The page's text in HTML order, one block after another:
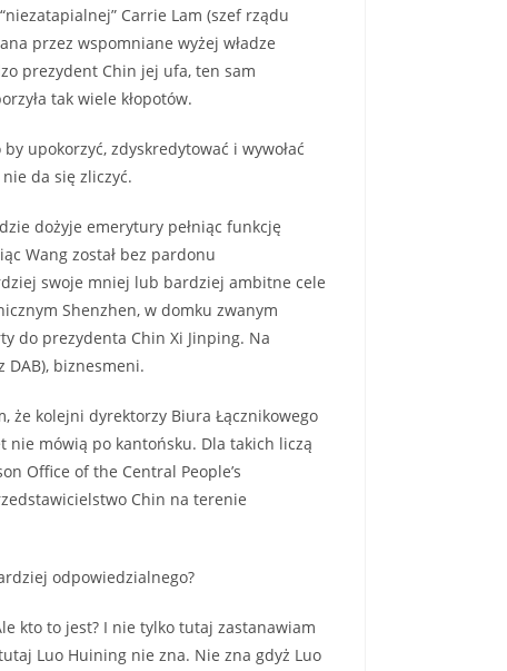
Carrie Lam (szef rządu
przez wspomniane wyżej władze
prezydent Chin jej ufa, ten sam
tak wiele kłopotów.
upokorzyć, zdyskredytować i wywołać
da się zliczyć.
dożyje emerytury pełniąc funkcję
Wang został bez pardonu
swoje mniej lub bardziej ambitne cele
Shenzhen, w domku zwanym
do prezydenta Chin Xi Jinping. Na
DAB), biznesmeni.
że kolejni dyrektorzy Biura Łącznikowego
nie mówią po kantońsku. Dla takich liczą
Office of the Central People’s
Chin na terenie
odpowiedzialnego?
kto to jest? I nie tylko tutaj zastanawiam
Luo Huining nie zna. Nie zna gdyż Luo